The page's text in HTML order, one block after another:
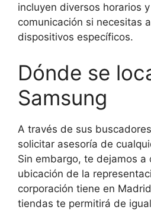
incluyen diversos horarios
comunicación si necesitas
dispositivos específicos.
Dónde se
Samsung
A través de sus
solicitar asesoría de
Sin embargo, te dejamos a
ubicación de la
corporación tiene en
tiendas te permitirá de